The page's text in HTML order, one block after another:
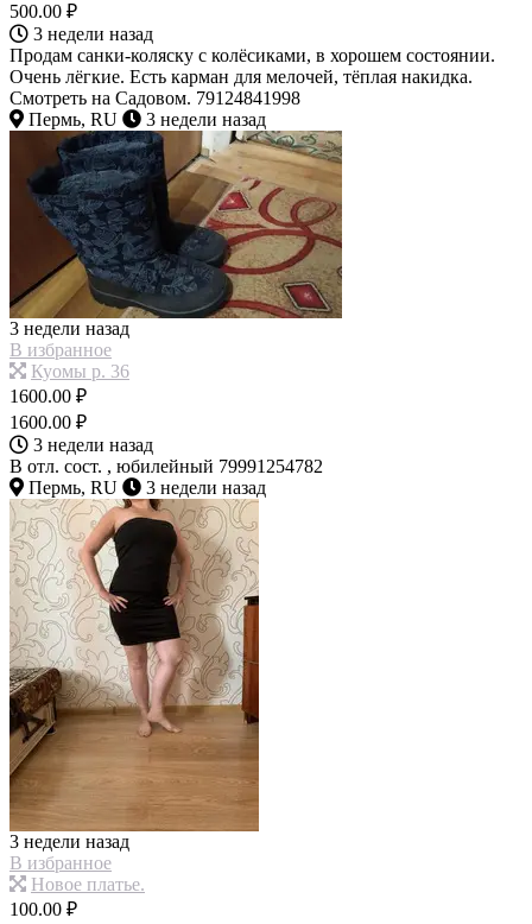
500.00 ₽
3 недели назад
Продам санки-коляску с колёсиками, в хорошем состоянии.
Очень лёгкие. Есть карман для мелочей, тёплая накидка.
Смотреть на Садовом. 79124841998
Пермь, RU
3 недели назад
3 недели назад
В избранное
Куомы р. 36
1600.00 ₽
1600.00 ₽
3 недели назад
В отл. сост. , юбилейный 79991254782
Пермь, RU
3 недели назад
3 недели назад
В избранное
Новое платье.
100.00 ₽